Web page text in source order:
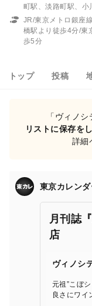
町駅、淡路町駅、小
JR/東京メトロ銀座
橋駅より徒歩4分/東
歩5分
トップ 投稿
「ヴィノ
リストに保存を
詳細
東京カレン
月刊誌
店
ヴィノシ
元祖”こぼ
良さにワイ